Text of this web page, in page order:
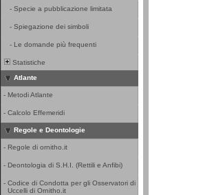
- Specie a pubblicazione limitata
- Spiegazione dei simboli
- Le domande più frequenti
Statistiche
Atlante
- Metodi Atlante
- Calcolo Effemeridi
Regole e Deontologie
- Regole di ornitho.it
- Deontologia di S.H.I. (Rettili e Anfibi)
- Codice di Condotta per gli Osservatori di
Uccelli di Ornitho.it